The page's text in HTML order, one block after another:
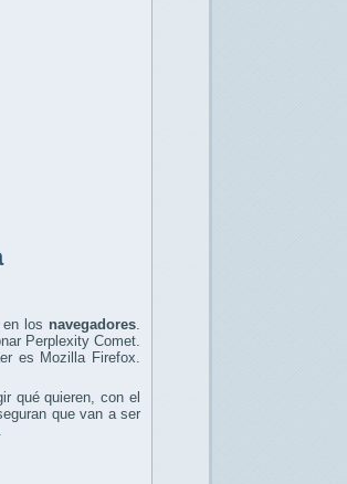
los navegadores
Perplexity Comet.
es Mozilla Firefox.
qué quieren, con el
que van a ser